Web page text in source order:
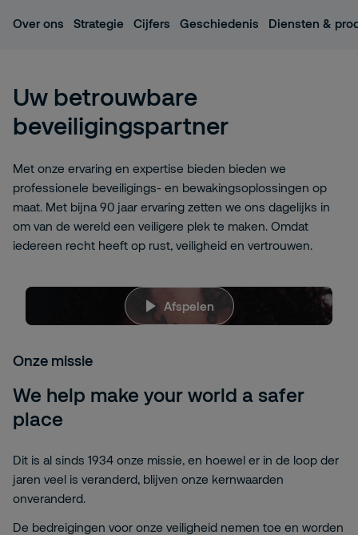
Over ons Strategie Cijfers Geschiedenis Diensten &
Uw betrouwbare
beveiligingspartner
Met onze ervaring en expertise bieden bieden we
professionele beveiligings- en bewakingsoplossingen op
maat. Met bijna 90 jaar ervaring zetten we ons dagelijks in
om van de wereld een veiligere plek te maken. Omdat
iedereen recht heeft op rust, veiligheid en vertrouwen.
rQghKOIJbJY
Afspelen
Het spijt ons, maar om deze inhoud te bekijken,
settings
Onze missie
We help make your world a safer
place
Dit is al sinds 1934 onze missie, en hoewel er in de loop der
jaren veel is veranderd, blijven onze kernwaarden
onveranderd.
De bedreigingen voor onze veiligheid nemen toe en worden